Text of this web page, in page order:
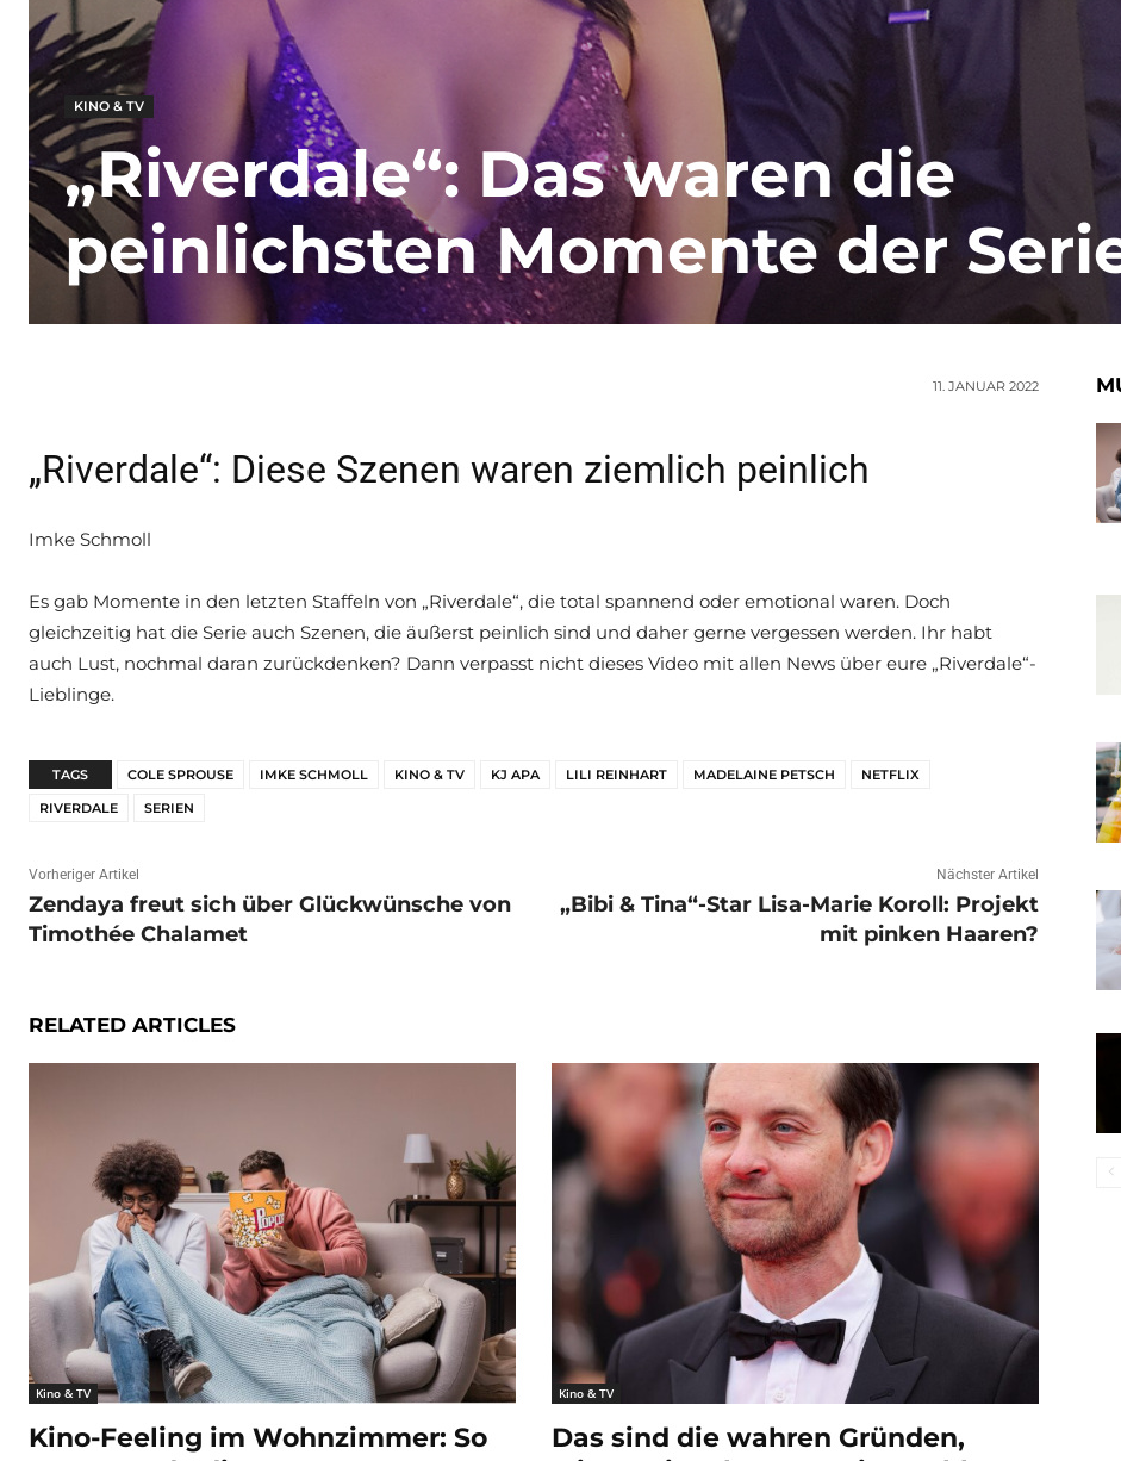
KINO & TV
„Riverdale“: Das waren die
peinlichsten Momente der
11. JANUAR 2022
„Riverdale“: Diese Szenen waren ziemlich peinlich
Imke Schmoll
Es gab Momente in den letzten Staffeln von „Riverdale“, die total spannend oder emotional waren. Doch
gleichzeitig hat die Serie auch Szenen, die äußerst peinlich sind und daher gerne vergessen werden. Ihr habt
auch Lust, nochmal daran zurückdenken? Dann verpasst nicht dieses Video mit allen News über eure „Riverdale“-
Lieblinge.
TAGS COLE SPROUSE IMKE SCHMOLL KINO & TV KJ APA LILI REINHART MADELAINE PETSCH
NETFLIX
RIVERDALE
SERIEN
Vorheriger Artikel
Zendaya freut sich über Glückwünsche von
Timothée Chalamet
Nächster Artikel
„Bibi & Tina“-Star Lisa-Marie Koroll: Projekt
mit pinken Haaren?
RELATED ARTICLES
Kino & TV
Kino-Feeling im Wohnzimmer: So
Kino & TV
Das sind die wahren Gründen,